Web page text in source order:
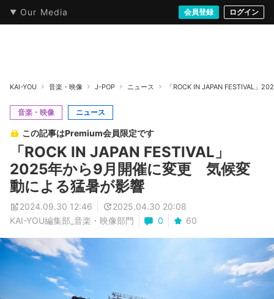
Our Media 会員登録 ログイン
本・文芸 情報化社会 音楽・映像 ゲームストリート
KAI-YOU 音楽・映像 J-POP ニュース 「ROCK IN JAPAN FESTIVAL」
音楽・映像 ニュース
この記事はPremium会員限定です
「ROCK IN JAPAN FESTIVAL」
2025年から9月開催に変更 気候変
動による猛暑が影響
2024.09.30 12:46
2025.04.30 20:08
KAI-YOU編集部_音楽・映像部門
0 60